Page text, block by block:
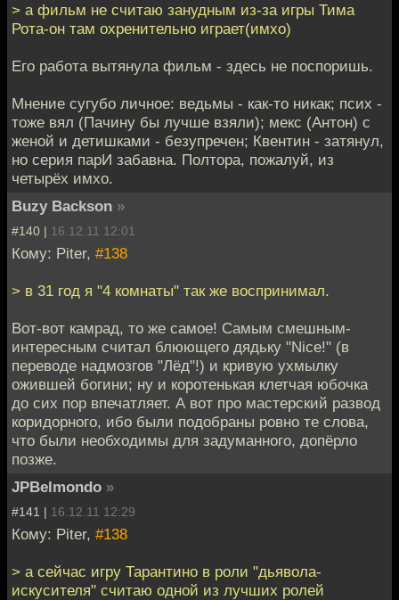
> а фильм не считаю занудным из-за игры Тима
Рота-он там охренительно играет(имхо)
Его работа вытянула фильм - здесь не поспоришь.
Мнение сугубо личное: ведьмы - как-то никак; псих -
тоже вял (Пачину бы лучше взяли); мекс (Антон) с
женой и детишками - безупречен; Квентин - затянул,
но серия парИ забавна. Полтора, пожалуй, из
четырёх имхо.
Buzy Backson »
#140 | 16.12.11 12:01
Кому: Piter, #138
> в 31 год я "4 комнаты" так же воспринимал.
Вот-вот камрад, то же самое! Самым смешным-
интересным считал блюющего дядьку "Nice!" (в
переводе надмозгов "Лёд"!) и кривую ухмылку
ожившей богини; ну и коротенькая клетчая юбочка
до сих пор впечатляет. А вот про мастерский развод
коридорного, ибо были подобраны ровно те слова,
что были необходимы для задуманного, допёрло
позже.
JPBelmondo »
#141 | 16.12.11 12:29
Кому: Piter, #138
> а сейчас игру Тарантино в роли "дьявола-
искусителя" считаю одной из лучших ролей